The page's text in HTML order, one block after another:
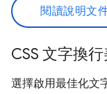
閱讀說明文
CSS 文字換
選擇啟用最佳化文